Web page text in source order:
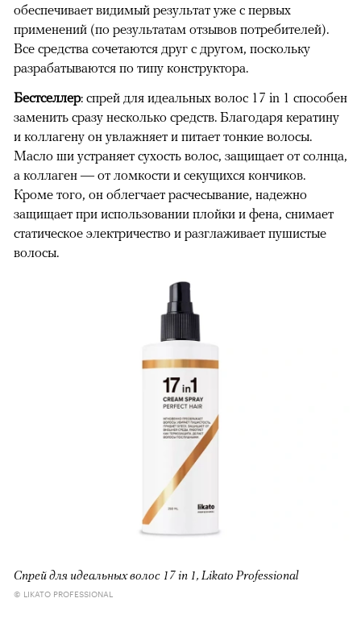
обеспечивает видимый результат уже с первых
применений (по результатам отзывов потребителей).
Все средства сочетаются друг с другом, поскольку
разрабатываются по типу конструктора.
Бестселлер: спрей для идеальных волос 17 in 1 способен
заменить сразу несколько средств. Благодаря кератину
и коллагену он увлажняет и питает тонкие волосы.
Масло ши устраняет сухость волос, защищает от солнца,
а коллаген — от ломкости и секущихся кончиков.
Кроме того, он облегчает расчесывание, надежно
защищает при использовании плойки и фена, снимает
статическое электричество и разглаживает пушистые
волосы.
Cпрей для идеальных волос 17 in 1, Likato Prоfessional
© LIKATO PRОFESSIONAL